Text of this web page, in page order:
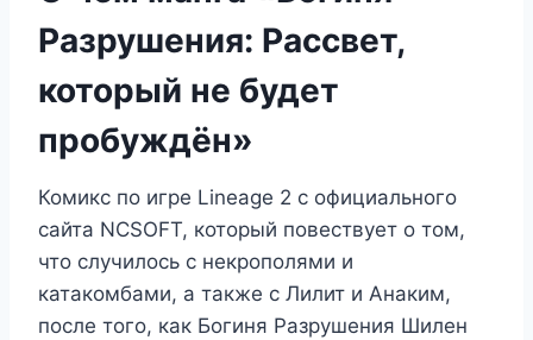
Разрушения: Рассвет,
который не будет
пробуждён»
Комикс по игре Lineage 2 с официального
сайта NCSOFT, который повествует о том,
что случилось с некрополями и
катакомбами, а также с Лилит и Анаким,
после того, как Богиня Разрушения Шилен